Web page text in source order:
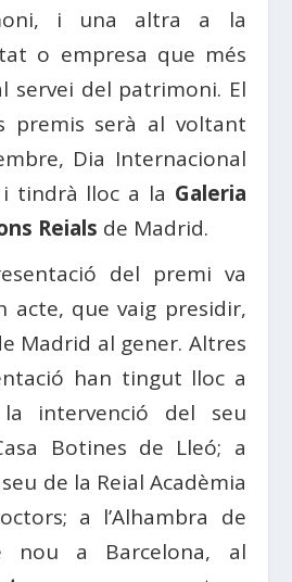
i una altra a la
o empresa que més
servei del patrimoni. El
premis serà al voltant
Dia Internacional
tindrà lloc a la Galeria
Reials de Madrid.
del premi va
acte, que vaig presidir,
Madrid al gener. Altres
han tingut lloc a
intervenció del seu
Botines de Lleó; a
de la Reial Acadèmia
a l’Alhambra de
nou a Barcelona, al